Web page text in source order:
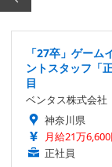
「27卒」ゲー
ントスタッフ「
目
ベンタス株式会社
神奈川県
月給21万
正社員